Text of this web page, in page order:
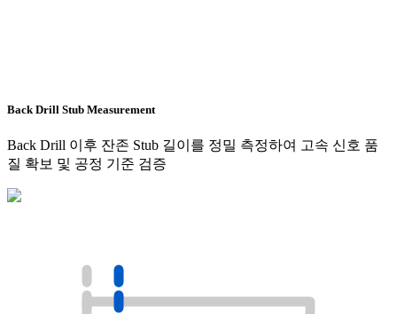
Back Drill Stub Measurement
Back Drill 이후 잔존 Stub 길이를 정밀 측정하여 고속 신호 품
질 확보 및 공정 기준 검증